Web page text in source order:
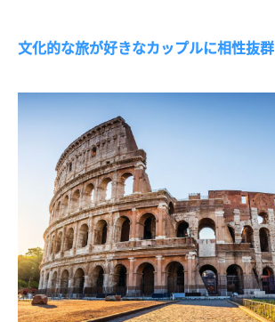
文化的な旅が好きなカップルに相性抜群